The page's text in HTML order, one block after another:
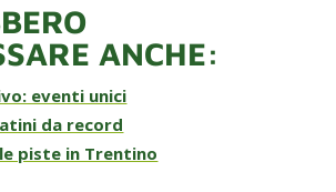
ANCHE:
eventi unici
da record
piste in Trentino